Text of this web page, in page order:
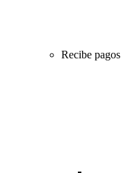
Recibe pagos